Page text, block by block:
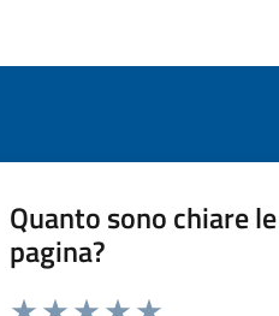
Quanto sono chiare
pagina?
Valuta da 1 a 5 stelle la pagina